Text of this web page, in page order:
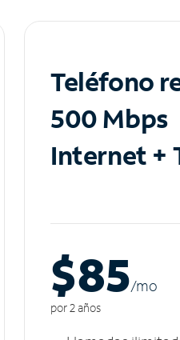
Teléfono
500 Mbps
Internet +
$85/mo
por 2 años